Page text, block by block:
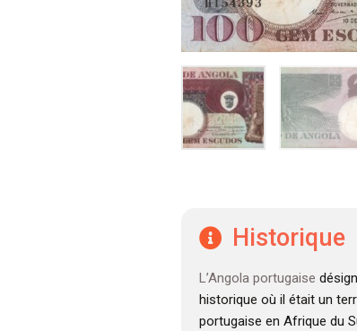
Historique
L’Angola portugaise
historique où il était un
portugaise en Afrique du